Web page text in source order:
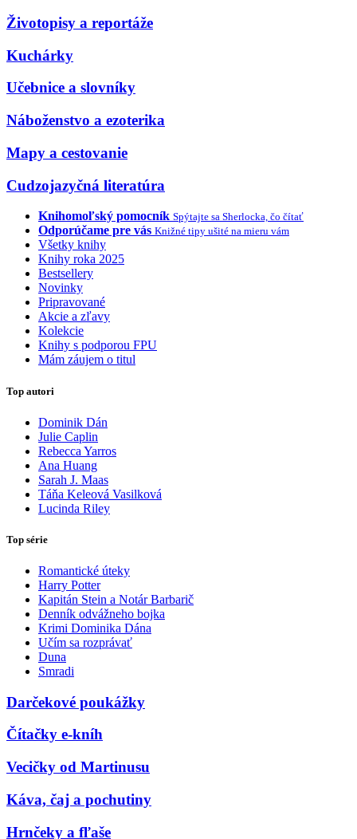
Životopisy a reportáže
Kuchárky
Učebnice a slovníky
Náboženstvo a ezoterika
Mapy a cestovanie
Cudzojazyčná literatúra
Knihomoľský pomocník Spýtajte sa Sherlocka, čo čítať
Odporúčame pre vás Knižné tipy ušité na mieru vám
Všetky knihy
Knihy roka 2025
Bestsellery
Novinky
Pripravované
Akcie a zľavy
Kolekcie
Knihy s podporou FPU
Mám záujem o titul
Top autori
Dominik Dán
Julie Caplin
Rebecca Yarros
Ana Huang
Sarah J. Maas
Táňa Keleová Vasilková
Lucinda Riley
Top série
Romantické úteky
Harry Potter
Kapitán Stein a Notár Barbarič
Denník odvážneho bojka
Krimi Dominika Dána
Učím sa rozprávať
Duna
Smradi
Darčekové poukážky
Čítačky e-kníh
Vecičky od Martinusu
Káva, čaj a pochutiny
Hrnčeky a fľaše